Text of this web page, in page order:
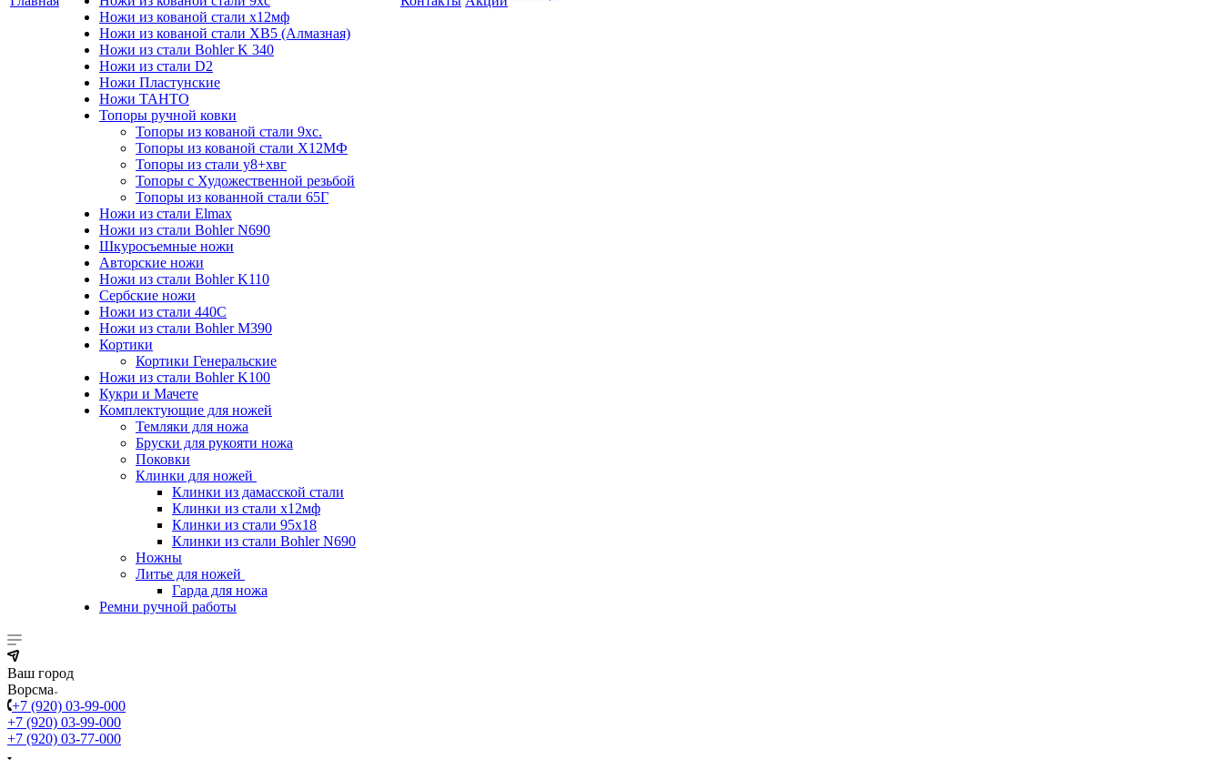
Ножи из кованой стали х12мф
Ножи из кованой стали ХВ5 (Алмазная)
Ножи из стали Bohler K 340
Ножи из стали D2
Ножи Пластунские
Ножи ТАНТО
Топоры ручной ковки
Топоры из кованой стали 9хс.
Топоры из кованой стали Х12МФ
Топоры из стали у8+хвг
Топоры с Художественной резьбой
Топоры из кованной стали 65Г
Ножи из стали Elmax
Ножи из стали Bohler N690
Шкуросъемные ножи
Авторские ножи
Ножи из стали Bohler K110
Сербские ножи
Ножи из стали 440С
Ножи из стали Bohler M390
Кортики
Кортики Генеральские
Ножи из стали Bohler K100
Кукри и Мачете
Комплектующие для ножей
Темляки для ножа
Бруски для рукояти ножа
Поковки
Клинки для ножей
Клинки из дамасской стали
Клинки из стали х12мф
Клинки из стали 95х18
Клинки из стали Bohler N690
Ножны
Литье для ножей
Гарда для ножа
Ремни ручной работы
Ваш город
Ворсма
+7 (920) 03-99-000
+7 (920) 03-99-000
+7 (920) 03-77-000